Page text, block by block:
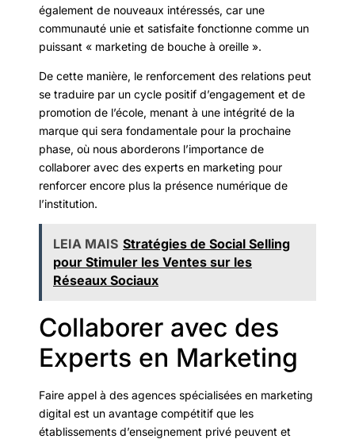
également de nouveaux intéressés, car une
communauté unie et satisfaite fonctionne comme un
puissant « marketing de bouche à oreille ».
De cette manière, le renforcement des relations peut
se traduire par un cycle positif d’engagement et de
promotion de l’école, menant à une intégrité de la
marque qui sera fondamentale pour la prochaine
phase, où nous aborderons l’importance de
collaborer avec des experts en marketing pour
renforcer encore plus la présence numérique de
l’institution.
LEIA MAIS Stratégies de Social Selling
pour Stimuler les Ventes sur les
Réseaux Sociaux
Collaborer avec des
Experts en Marketing
Faire appel à des agences spécialisées en marketing
digital est un avantage compétitif que les
établissements d’enseignement privé peuvent et